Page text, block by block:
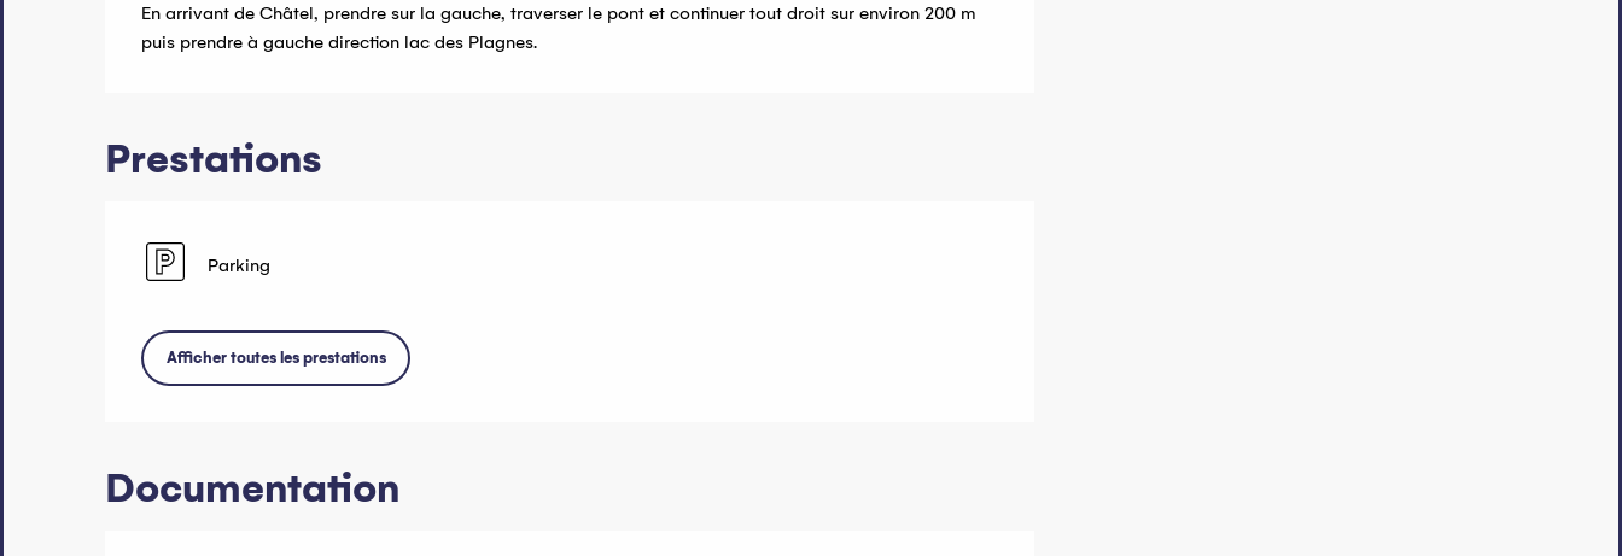
En arrivant de Châtel, prendre sur la gauche, traverser le pont et continuer tout droit sur environ 200 m
puis prendre à gauche direction lac des Plagnes.
Prestations
Parking
Afficher toutes les prestations
Documentation